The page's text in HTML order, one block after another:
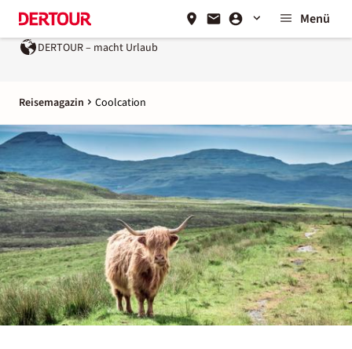
Menü
Ein Unternehmen derREWE Group
Reisemagazin Coolcation